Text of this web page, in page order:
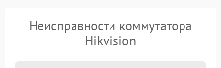
Неисправности коммутатора
Hikvision